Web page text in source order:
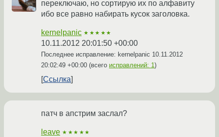
переключаю, но сортирую их по алфавиту
ибо все равно набирать кусок заголовка.
kernelpanic ★★★★★
10.11.2012 20:01:50 +00:00
Последнее исправление: kernelpanic 10.11.2012
20:02:49 +00:00 (всего исправлений: 1)
Ссылка
патч в апстрим заслал?
leave ★★★★★